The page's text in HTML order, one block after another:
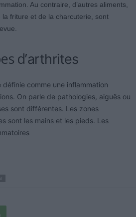
Au contraire, d’autres aliments,
la friture et de la charcuterie, sont
d’arthrites
définie comme une inflammation
On parle de pathologies, aiguës ou
sont différentes. Les zones
sont les mains et les pieds. Les